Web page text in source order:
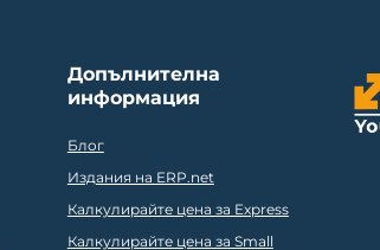
Допълнителна
информация
Блог
Издания на ERP.net
Калкулирайте цена за Express
Калкулирайте цена за Small